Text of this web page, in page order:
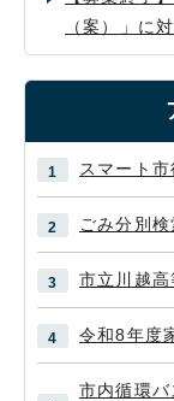
（案）」に
スマート市
ごみ分別検
市立川越高
令和8年度
市内循環